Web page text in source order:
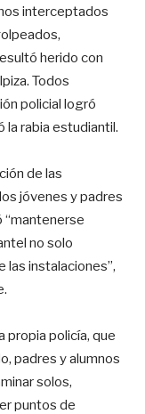
interceptados
herido con
Todos
policial logró
la rabia estudiantil.
de las
jóvenes y padres
“mantenerse
no solo
las instalaciones”,
propia policía, que
padres y alumnos
solos,
puntos de